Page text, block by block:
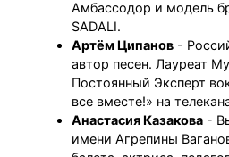
Амбассодор и модель
SADALI.
Артём Ципанов -
автор песен. Лауреат
Постоянный Эксперт
все вместе!» на
Анастасия Казакова -
имени Агрепины